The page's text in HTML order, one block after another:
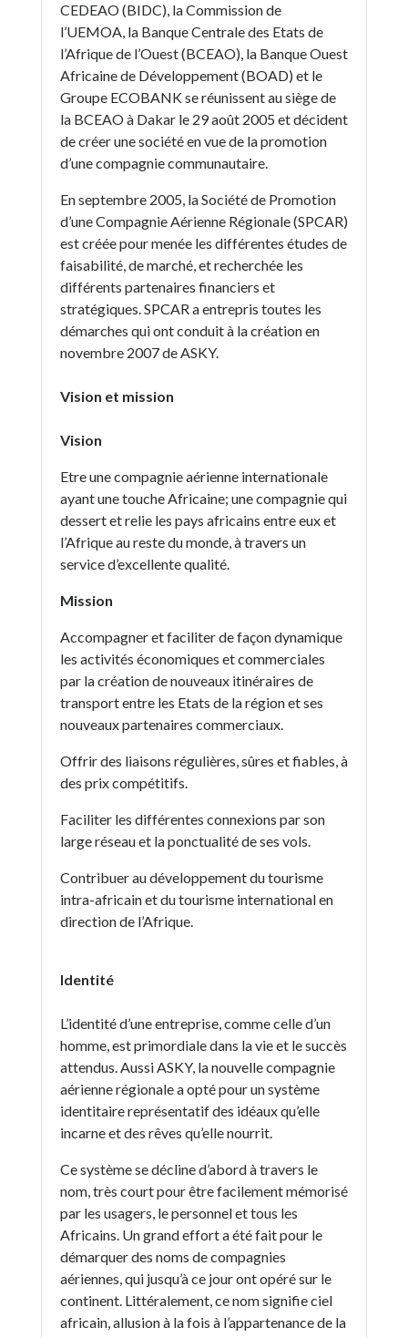
CEDEAO (BIDC), la Commission de
l’UEMOA, la Banque Centrale des Etats de
l’Afrique de l’Ouest (BCEAO), la Banque Ouest
Africaine de Développement (BOAD) et le
Groupe ECOBANK se réunissent au siège de
la BCEAO à Dakar le 29 août 2005 et décident
de créer une société en vue de la promotion
d’une compagnie communautaire.
En septembre 2005, la Société de Promotion
d’une Compagnie Aérienne Régionale (SPCAR)
est créée pour menée les différentes études de
faisabilité, de marché, et recherchée les
différents partenaires financiers et
stratégiques. SPCAR a entrepris toutes les
démarches qui ont conduit à la création en
novembre 2007 de ASKY.
Vision et mission
Vision
Etre une compagnie aérienne internationale
ayant une touche Africaine; une compagnie qui
dessert et relie les pays africains entre eux et
l’Afrique au reste du monde, à travers un
service d’excellente qualité.
Mission
Accompagner et faciliter de façon dynamique
les activités économiques et commerciales
par la création de nouveaux itinéraires de
transport entre les Etats de la région et ses
nouveaux partenaires commerciaux.
Offrir des liaisons régulières, sûres et fiables, à
des prix compétitifs.
Faciliter les différentes connexions par son
large réseau et la ponctualité de ses vols.
Contribuer au développement du tourisme
intra-africain et du tourisme international en
direction de l’Afrique.
Identité
L’identité d’une entreprise, comme celle d’un
homme, est primordiale dans la vie et le succès
attendus. Aussi ASKY, la nouvelle compagnie
aérienne régionale a opté pour un système
identitaire représentatif des idéaux qu’elle
incarne et des rêves qu’elle nourrit.
Ce système se décline d’abord à travers le
nom, très court pour être facilement mémorisé
par les usagers, le personnel et tous les
Africains. Un grand effort a été fait pour le
démarquer des noms de compagnies
aériennes, qui jusqu’à ce jour ont opéré sur le
continent. Littéralement, ce nom signifie ciel
africain, allusion à la fois à l’appartenance de la